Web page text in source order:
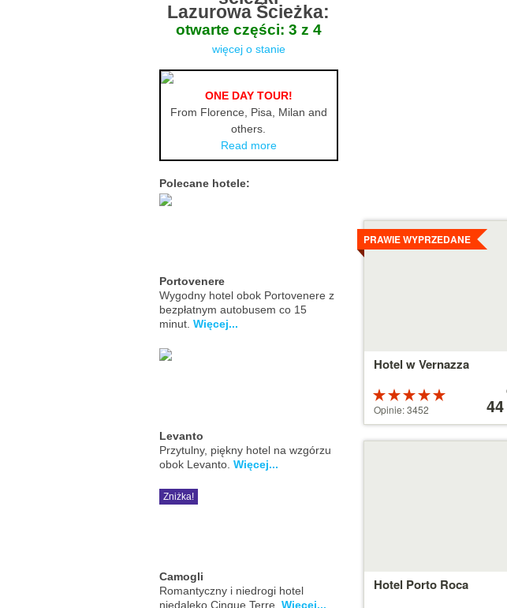
Lazurowa Ścieżka:
otwarte części: 3 z 4
więcej o stanie
ONE DAY TOUR!
From Florence, Pisa, Milan and
others.
Read more
Polecane hotele:
Portovenere
Wygodny hotel obok Portovenere z
bezpłatnym autobusem co 15
minut. Więcej...
Levanto
Przytulny, piękny hotel na wzgórzu
obok Levanto. Więcej...
Zniżka!
Camogli
Romantyczny i niedrogi hotel
niedaleko Cinque Terre. Więcej...
Hotel w Vernazza
PRAWIE WYPRZEDANE
5 na 5
gwiazdek
Opinie: 3452
Szczegóły
Hotel Porto Roca
Szczegóły